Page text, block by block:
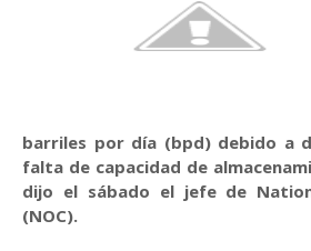
barriles por día (bpd) debido a
falta de capacidad de
dijo el sábado el jefe de
(NOC).